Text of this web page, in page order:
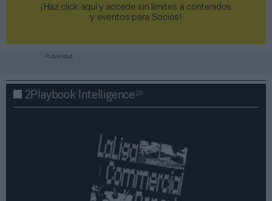
¡Haz click aquí y accede sin límites a contenidos
y eventos para Socios!​​​​​​​
Publicidad
2Playbook Intelligence2P